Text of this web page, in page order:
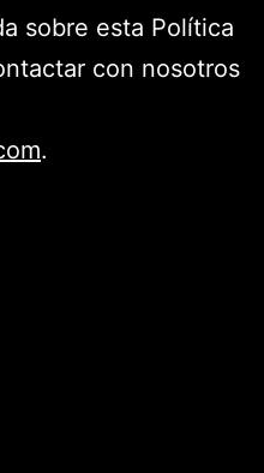
sobre esta Política
con nosotros
.